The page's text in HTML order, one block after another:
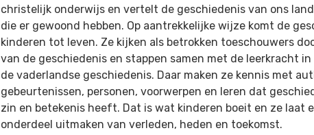
christelijk onderwijs en vertelt de geschiedenis van ons
die er gewoond hebben. Op aantrekkelijke wijze komt de
kinderen tot leven. Ze kijken als betrokken toeschouwers
van de geschiedenis en stappen samen met de leerkracht in
de vaderlandse geschiedenis. Daar maken ze kennis met
gebeurtenissen, personen, voorwerpen en leren dat
zin en betekenis heeft. Dat is wat kinderen boeit en ze laat
onderdeel uitmaken van verleden, heden en toekomst.